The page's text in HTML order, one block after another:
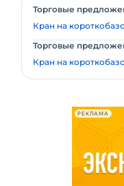
Торговые
Кран на
Торговые
Кран на
РЕКЛАМА